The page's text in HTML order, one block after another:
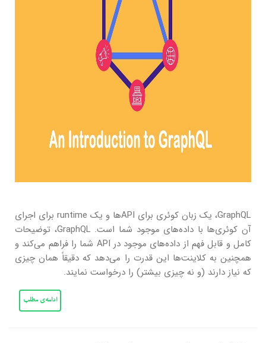
GraphQL، یک زبان کوئری برای API‌ها و یک runtime برای اجرای
آن کوئری‌ها با داده‌های موجود شما است. GraphQL، توضیحات
کامل و قابل فهم از داده‌های موجود در API شما را فراهم می‌کند و
همچنین به کلاینت‌ها این قدرت را می‌دهد که دقیقاً همان چیزی
که نیاز دارند (و نه چیزی بیشتر) را درخواست نمایند.
ادامه‌ی مطلب